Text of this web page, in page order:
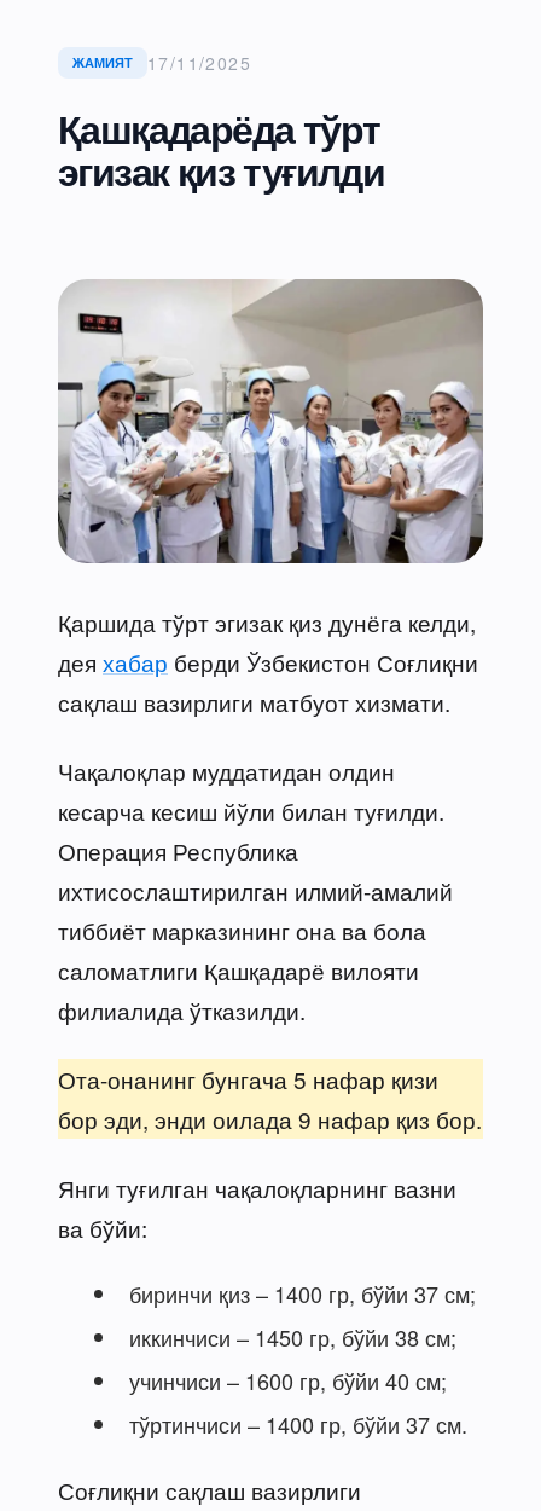
ЖАМИЯТ 17/11/2025
Қашқадарёда тўрт
эгизак қиз туғилди
Қаршида тўрт эгизак қиз дунёга келди,
дея хабар берди Ўзбекистон Соғлиқни
сақлаш вазирлиги матбуот хизмати.
Чақалоқлар муддатидан олдин
кесарча кесиш йўли билан туғилди.
Операция Республика
ихтисослаштирилган илмий-амалий
тиббиёт марказининг она ва бола
саломатлиги Қашқадарё вилояти
филиалида ўтказилди.
Ота-онанинг бунгача 5 нафар қизи
бор эди, энди оилада 9 нафар қиз бор.
Янги туғилган чақалоқларнинг вазни
ва бўйи:
биринчи қиз – 1400 гр, бўйи 37 см;
иккинчиси – 1450 гр, бўйи 38 см;
учинчиси – 1600 гр, бўйи 40 см;
тўртинчиси – 1400 гр, бўйи 37 см.
Соғлиқни сақлаш вазирлиги